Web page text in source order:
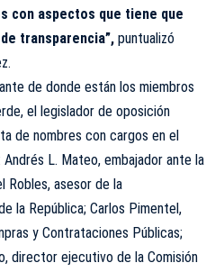
con aspectos que tiene que
transparencia”, puntualizó
de donde están los miembros
el legislador de oposición
de nombres con cargos en el
L. Mateo, embajador ante la
Robles, asesor de la
la República; Carlos Pimentel,
y Contrataciones Públicas;
director ejecutivo de la Comisión